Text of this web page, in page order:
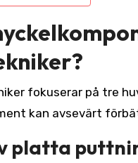
fokuserar på tre
kan avsevärt
platta